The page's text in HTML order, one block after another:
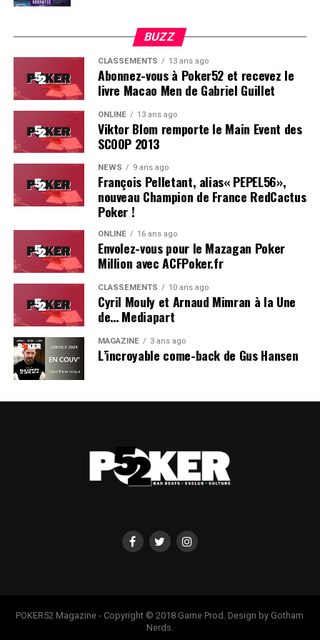
Soleau à gauche, sorti par Logghe au centre
BUZZ
CLASSEMENTS 13 ans ago
Abonnez-vous à Poker52 et recevez le
livre Macao Men de Gabriel Guillet
ONLINE 13 ans ago
Viktor Blom remporte le Main Event des
SCOOP 2013
NEWS 9 ans ago
François Pelletant, alias« PEPEL56»,
nouveau Champion de France RedCactus
Poker !
ONLINE 16 ans ago
Envolez-vous pour le Mazagan Poker
Million avec ACFPoker.fr
CLASSEMENTS 10 ans ago
Cyril Mouly et Arnaud Mimran à la Une
de… Mediapart
MAGAZINE 3 ans ago
L’incroyable come-back de Gus Hansen
POKER52 Magazine - Copyright © 2018 Game Prod. Design by Gotham
Nerds.